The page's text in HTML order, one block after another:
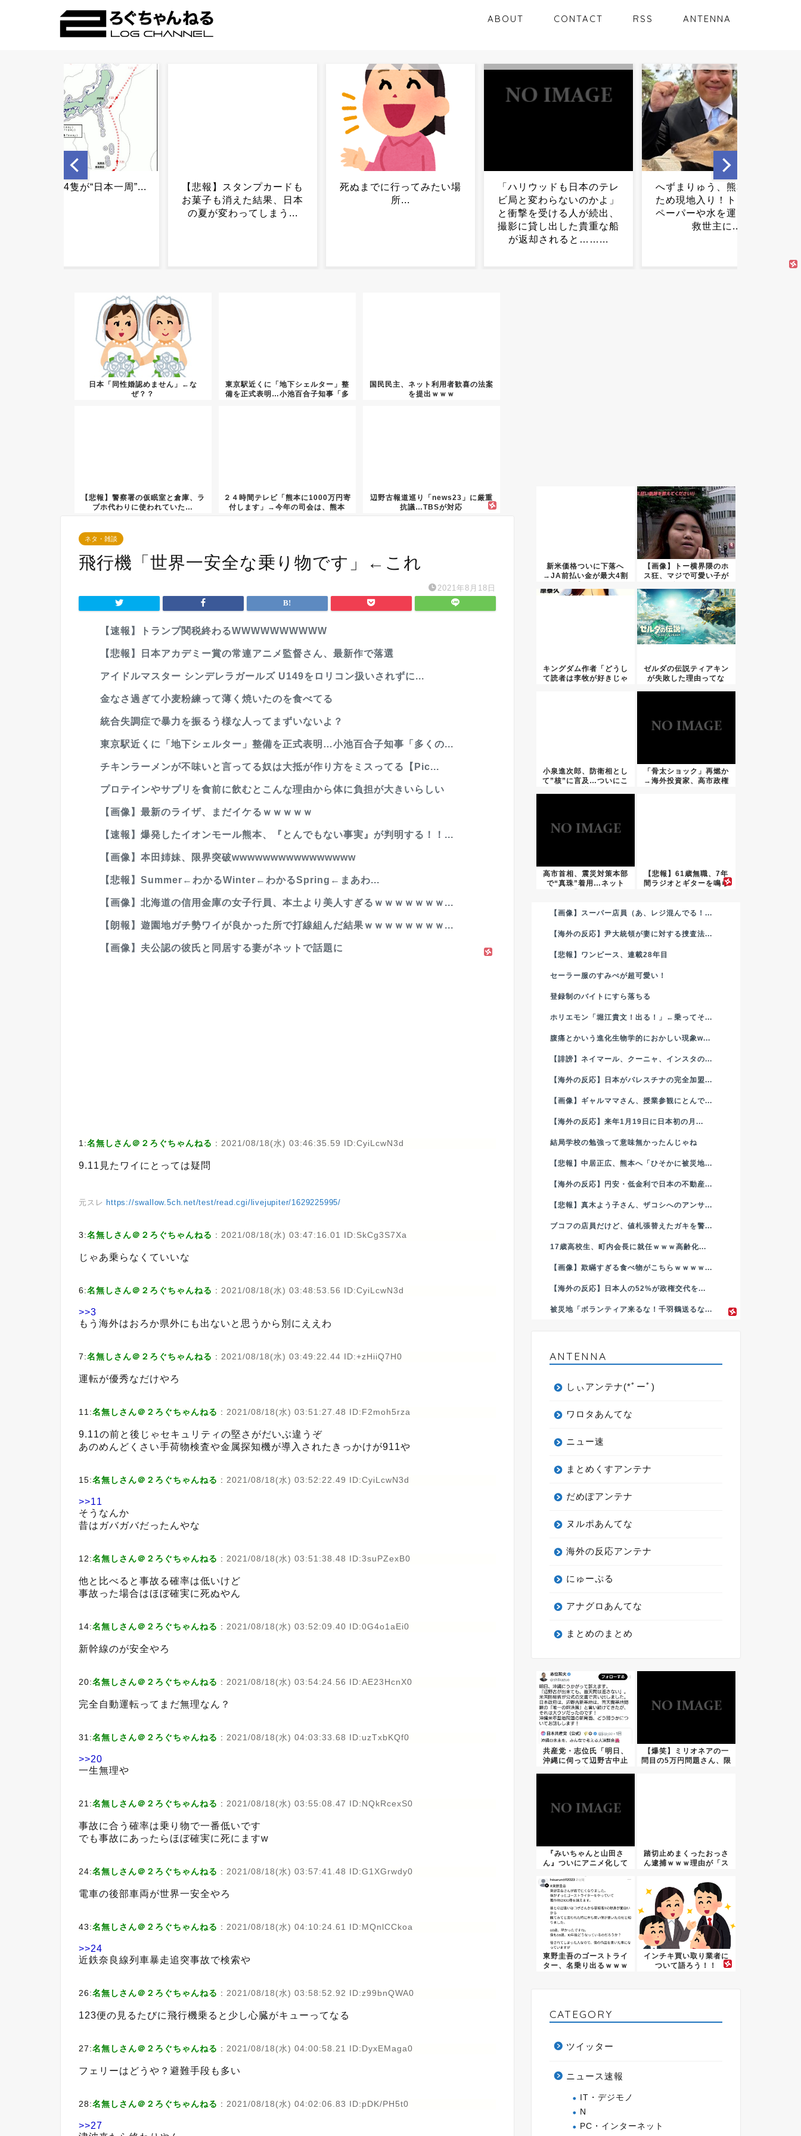
ABOUT CONTACT RSS ANTENNA
死ぬまでに行ってみたい場
所...
「ハリウッドも日本のテレ
ビ局と変わらないのかよ」
へずまりゅう、熊本を救う
ため現地入り！トイレット
ペーパーや水を運び地域の
救世主に...
【衝撃】今ちいかわの映画
が話題沸騰中だけど、水の
都の護神も2020年代に公開
されてたら・・・・・...
【悲報】スタンプカードも
日本「同性婚認めません」←な
ぜ？？
東京駅近くに「地下シェルター」整
備を正式表明…小池百合子知事「多
国民民主、ネット利用者歓喜の法案
を提出ｗｗｗ
【悲報】警察署の仮眠室と倉庫、ラ
ブホ代わりに使われていた…
２４時間テレビ「熊本に1000万円寄
付します」→今年の司会は、熊本
辺野古報道巡り「news23」に厳重
抗議…TBSが対応
ネタ・雑談
飛行機「世界一安全な乗り物です」←これ
2021年8月18日
【速報】トランプ関税終わるWWWWWWWWWW
【悲報】日本アカデミー賞の常連アニメ監督さん、最新作で落選
アイドルマスター シンデレラガールズ U149をロリコン扱いされずに...
金なさ過ぎて小麦粉練って薄く焼いたのを食べてる
統合失調症で暴力を振るう様な人ってまずいないよ？
東京駅近くに「地下シェルター」整備を正式表明…小池百合子知事「多くの...
チキンラーメンが不味いと言ってる奴は大抵が作り方をミスってる【Pic...
プロテインやサプリを食前に飲むとこんな理由から体に負担が大きいらしい
【画像】最新のライザ、まだイケるｗｗｗｗｗ
【速報】爆発したイオンモール熊本、『とんでもない事実』が判明する！！...
【画像】本田姉妹、限界突破wwwwwwwwwwwwwwww
【悲報】Summer←わかるWinter←わかるSpring←まあわ...
【画像】北海道の信用金庫の女子行員、本土より美人すぎるｗｗｗｗｗｗｗ...
【朗報】遊園地ガチ勢ワイが良かった所で打線組んだ結果ｗｗｗｗｗｗｗｗ...
【画像】夫公認の彼氏と同居する妻がネットで話題に
1:名無しさん＠２ろぐちゃんねる : 2021/08/18(水) 03:46:35.59 ID:CyiLcwN3d
9.11見たワイにとっては疑問
元スレ https://swallow.5ch.net/test/read.cgi/livejupiter/1629225995/
3:名無しさん＠２ろぐちゃんねる : 2021/08/18(水) 03:47:16.01 ID:SkCg3S7Xa
じゃあ乗らなくていいな
6:名無しさん＠２ろぐちゃんねる : 2021/08/18(水) 03:48:53.56 ID:CyiLcwN3d
>>3
もう海外はおろか県外にも出ないと思うから別にええわ
7:名無しさん＠２ろぐちゃんねる : 2021/08/18(水) 03:49:22.44 ID:+zHiiQ7H0
運転が優秀なだけやろ
11:名無しさん＠２ろぐちゃんねる : 2021/08/18(水) 03:51:27.48 ID:F2moh5rza
9.11の前と後じゃセキュリティの堅さがだいぶ違うぞ
あのめんどくさい手荷物検査や金属探知機が導入されたきっかけが911や
15:名無しさん＠２ろぐちゃんねる : 2021/08/18(水) 03:52:22.49 ID:CyiLcwN3d
>>11
そうなんか
昔はガバガバだったんやな
12:名無しさん＠２ろぐちゃんねる : 2021/08/18(水) 03:51:38.48 ID:3suPZexB0
他と比べると事故る確率は低いけど
事故った場合はほぼ確実に死ぬやん
14:名無しさん＠２ろぐちゃんねる : 2021/08/18(水) 03:52:09.40 ID:0G4o1aEi0
新幹線のが安全やろ
20:名無しさん＠２ろぐちゃんねる : 2021/08/18(水) 03:54:24.56 ID:AE23HcnX0
完全自動運転ってまだ無理なん？
31:名無しさん＠２ろぐちゃんねる : 2021/08/18(水) 04:03:33.68 ID:uzTxbKQf0
>>20
一生無理や
21:名無しさん＠２ろぐちゃんねる : 2021/08/18(水) 03:55:08.47 ID:NQkRcexS0
事故に合う確率は乗り物で一番低いです
でも事故にあったらほぼ確実に死にますw
24:名無しさん＠２ろぐちゃんねる : 2021/08/18(水) 03:57:41.48 ID:G1XGrwdy0
電車の後部車両が世界一安全やろ
43:名無しさん＠２ろぐちゃんねる : 2021/08/18(水) 04:10:24.61 ID:MQnlCCkoa
>>24
近鉄奈良線列車暴走追突事故で検索や
26:名無しさん＠２ろぐちゃんねる : 2021/08/18(水) 03:58:52.92 ID:z99bnQWA0
123便の見るたびに飛行機乗ると少し心臓がキューってなる
27:名無しさん＠２ろぐちゃんねる : 2021/08/18(水) 04:00:58.21 ID:DyxEMaga0
フェリーはどうや？避難手段も多い
28:名無しさん＠２ろぐちゃんねる : 2021/08/18(水) 04:02:06.83 ID:pDK/PH5t0
>>27
新米価格ついに下落へ
→JA前払い金が最大4割
【画像】トー横界隈のホ
ス狂、マジで可愛い子が
キングダム作者「どうし
て読者は李牧が好きじゃ
ゼルダの伝説ティアキン
が失敗した理由ってな
小泉進次郎、防衛相とし
て”核”に言及…ついにこ
「骨太ショック」再燃か
→海外投資家、高市政権
高市首相、震災対策本部
で“真珠”着用…ネット
【悲報】61歳無職、7年
間ラジオとギターを鳴ら
【画像】スーパー店員（あ、レジ混んでる！...
【海外の反応】尹大統領が妻に対する捜査法...
【悲報】ワンピース、連載28年目
セーラー服のすみぺが超可愛い！
登録制のバイトにすら落ちる
ホリエモン「堀江貴文！出る！」←乗ってそ...
腹痛とかいう進化生物学的におかしい現象w...
【誹謗】ネイマール、クーニャ、インスタの...
【海外の反応】日本がパレスチナの完全加盟...
【画像】ギャルママさん、授業参観にとんで...
【海外の反応】来年1月19日に日本初の月...
結局学校の勉強って意味無かったんじゃね
【悲報】中居正広、熊本へ「ひそかに被災地...
【海外の反応】円安・低金利で日本の不動産...
【悲報】真木よう子さん、ザコシへのアンサ...
ブコフの店員だけど、値札張替えたガキを警...
17歳高校生、町内会長に就任ｗｗｗ高齢化...
【画像】欺瞞すぎる食べ物がこちらｗｗｗｗ...
【海外の反応】日本人の52%が政権交代を...
被災地「ボランティア来るな！千羽鶴送るな...
ANTENNA
しぃアンテナ(*ﾟーﾟ)
ワロタあんてな
ニュー速
まとめくすアンテナ
だめぽアンテナ
ヌルポあんてな
海外の反応アンテナ
にゅーぷる
アナグロあんてな
まとめのまとめ
共産党・志位氏「明日、
沖縄に伺って辺野古中止
【爆笑】ミリオネアの一
問目の5万円問題さん、限
『みいちゃんと山田さ
ん』ついにアニメ化して
踏切止めまくったおっさ
ん逮捕ｗｗｗ理由が「ス
東野圭吾のゴーストライ
ター、名乗り出るｗｗｗ
インチキ買い取り業者に
ついて語ろう！！
CATEGORY
ツイッター
ニュース速報
IT・デジモノ
N
PC・インターネット